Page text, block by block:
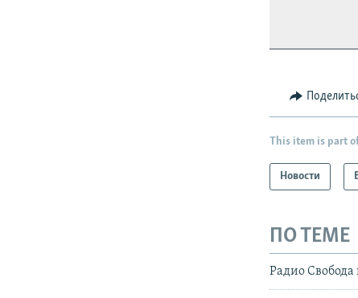
This item is part
Новости
ПО ТЕМЕ
Радио